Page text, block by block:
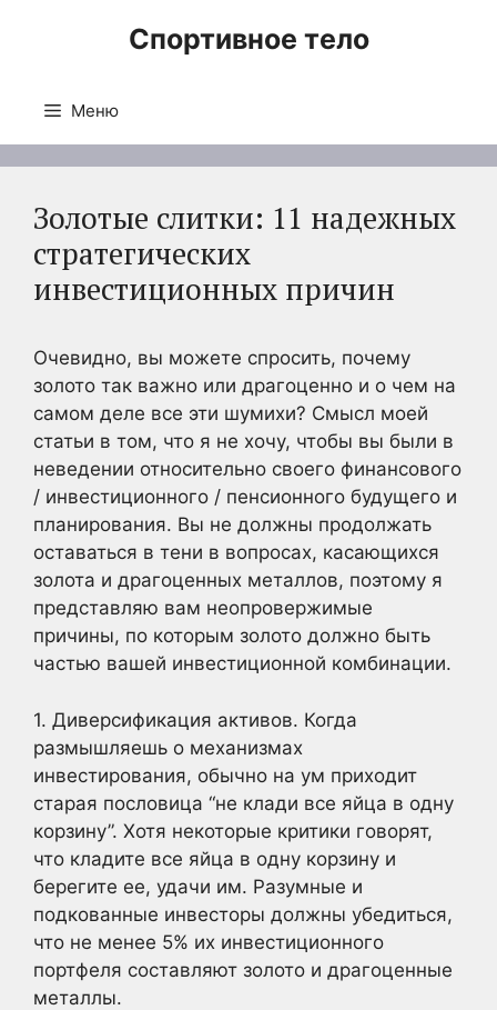
Спортивное тело
Меню
Золотые слитки: 11 надежных
стратегических
инвестиционных причин
Очевидно, вы можете спросить, почему
золото так важно или драгоценно и о чем на
самом деле все эти шумихи? Смысл моей
статьи в том, что я не хочу, чтобы вы были в
неведении относительно своего финансового
/ инвестиционного / пенсионного будущего и
планирования. Вы не должны продолжать
оставаться в тени в вопросах, касающихся
золота и драгоценных металлов, поэтому я
представляю вам неопровержимые
причины, по которым золото должно быть
частью вашей инвестиционной комбинации.
1. Диверсификация активов. Когда
размышляешь о механизмах
инвестирования, обычно на ум приходит
старая пословица “не клади все яйца в одну
корзину”. Хотя некоторые критики говорят,
что кладите все яйца в одну корзину и
берегите ее, удачи им. Разумные и
подкованные инвесторы должны убедиться,
что не менее 5% их инвестиционного
портфеля составляют золото и драгоценные
металлы.